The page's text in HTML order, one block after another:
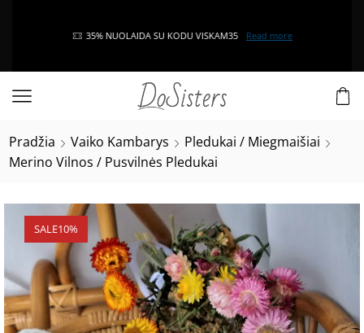
35% NUOLAIDA SU KODU VISKAM35 Read more
Pradžia Vaiko Kambarys
Pledukai / Miegmaišiai
Merino Vilnos / Pusvilnės Pledukai
SALE10%